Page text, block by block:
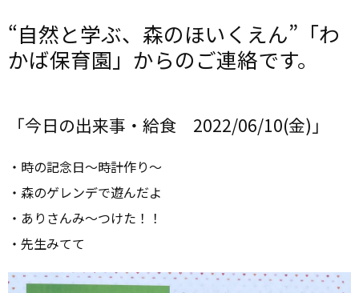
“自然と学ぶ、森のほいくえん”「わ
かば保育園」からのご連絡です。
「今日の出来事・給食 2022/06/10(金)」
・時の記念日～時計作り～
・森のゲレンデで遊んだよ
・ありさんみ～つけた！！
・先生みてて